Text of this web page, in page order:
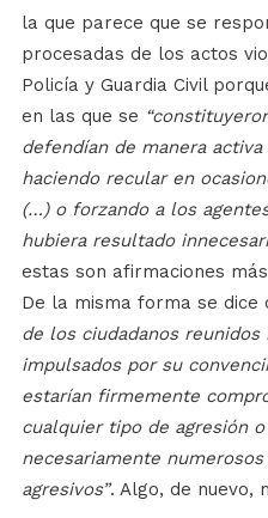
la que parece que se
procesadas de los actos
Policía y Guardia Civil
en las que se
defendían de manera
haciendo recular en
(…) o forzando a los
hubiera resultado
estas son afirmaciones
De la misma forma se dice
de los ciudadanos
impulsados por su
estarían firmemente
cualquier tipo de agresión
necesariamente
agresivos”. Algo, de nuevo,